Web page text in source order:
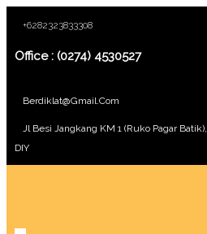
+6282323833308
Office : (0274) 4530527
Berdiklat@gmail.com
Jl Besi Jangkang KM 1 (Ruko Pagar
DIY